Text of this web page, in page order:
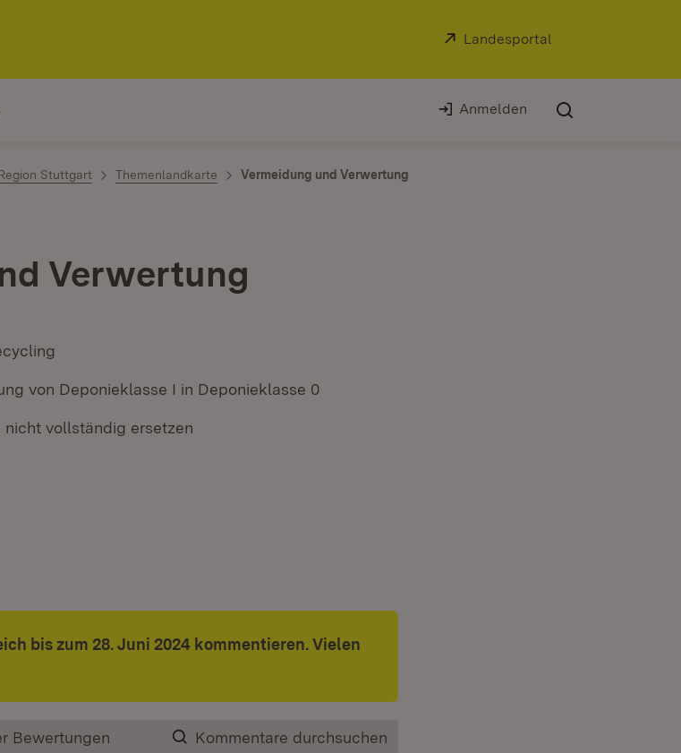
Extern:
Landesportal
Anmelden
Stuttgart Themenlandkarte Vermeidung und Verwertung
Verwertung
von Deponieklasse I in Deponieklasse 0
vollständig ersetzen
bis zum 28. Juni 2024 kommentieren. Vielen
Kommentare durchsuchen
Bewertungen